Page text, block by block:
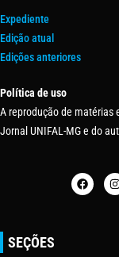
Expediente
Edição atual
Edições anteriores
Política de uso
A reprodução de matérias
Jornal UNIFAL-MG e do
SEÇÕES